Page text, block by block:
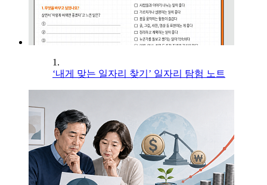
1.
‘내게 맞는 일자리 찾기’ 일자리 탐험 노트